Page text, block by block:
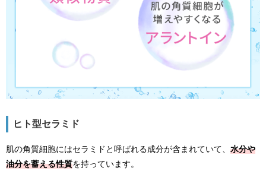
ヒト型セラミド
肌の角質細胞にはセラミドと呼ばれる成分が含まれていて、 水分や
油分を蓄える性質を持っています。